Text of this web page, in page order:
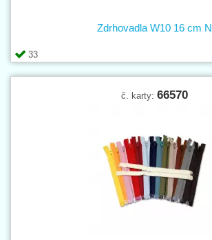
33
Zdrhovadla W10 16 cm N
č. karty: 66570